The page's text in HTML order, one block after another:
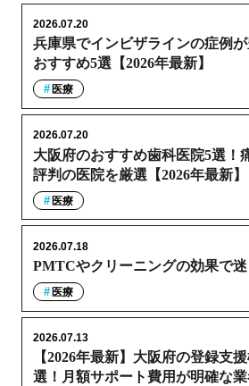
兵庫県でインビザラインの症例
おすすめ5選【2026年最新】
2026.07.20
医療
大阪府のおすすめ歯科医院5選！
評判の医院を厳選【2026年最新】
2026.07.20
医療
PMTCやクリーニングの効果で
2026.07.18
医療
【2026年最新】大阪府の登録支
選！月額サポート費用が明確な
2026.07.13